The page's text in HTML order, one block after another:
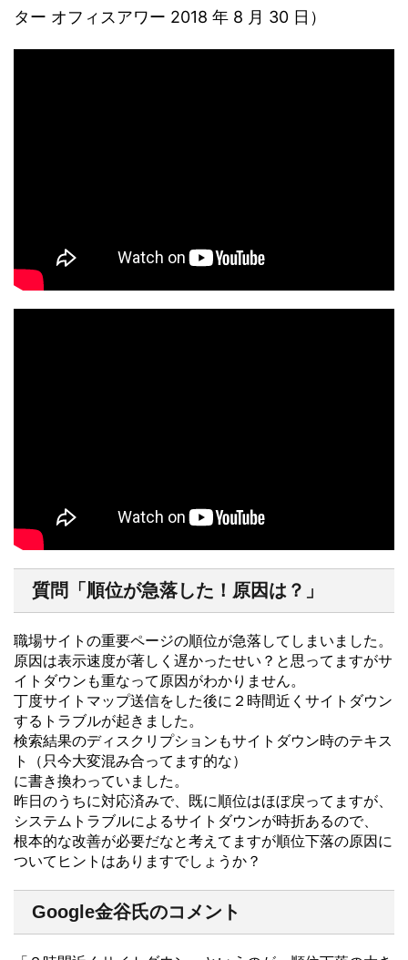
ター オフィスアワー 2018 年 8 月 30 日）
質問「順位が急落した！原因は？」
職場サイトの重要ページの順位が急落してしまいました。
原因は表示速度が著しく遅かったせい？と思ってますがサ
イトダウンも重なって原因がわかりません。
丁度サイトマップ送信をした後に２時間近くサイトダウン
するトラブルが起きました。
検索結果のディスクリプションもサイトダウン時のテキス
ト（只今大変混み合ってます的な）
に書き換わっていました。
昨日のうちに対応済みで、既に順位はほぼ戻ってますが、
システムトラブルによるサイトダウンが時折あるので、
根本的な改善が必要だなと考えてますが順位下落の原因に
ついてヒントはありますでしょうか？
Google金谷氏のコメント